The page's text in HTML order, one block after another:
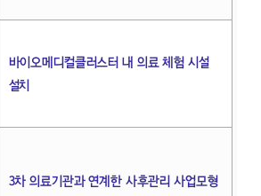
바이오메디컬클러스터 내 의료 체험 시설
설치
3차 의료기관과 연계한 사후관리 사업모형